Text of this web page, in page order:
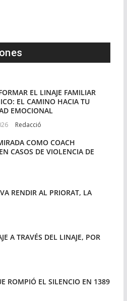
EL LINAJE FAMILIAR
EL CAMINO HACIA TU
EMOCIONAL
Redacció
COMO COACH
CASOS DE VIOLENCIA DE
RENDIR AL PRIORAT, LA
A TRAVÉS DEL LINAJE, POR
ROMPIÓ EL SILENCIO EN 1389